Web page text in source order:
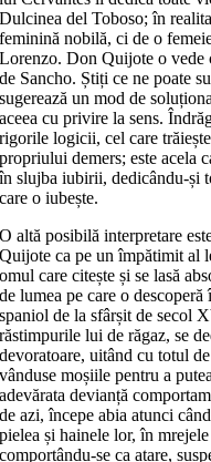
Dulcinea del Toboso; în
feminină nobilă, ci de o
Lorenzo. Don Quijote o vede
de Sancho. Știți ce ne poate
sugerează un mod de
aceea cu privire la sens.
rigorile logicii, cel care
propriului demers; este acela
în slujba iubirii, dedicându-și
care o iubește.
O altă posibilă interpretare
Quijote ca pe un împătimit al
omul care citește și se lasă
de lumea pe care o
spaniol de la sfârșit de secol
răstimpurile lui de răgaz, se
devoratoare, uitând cu totul
vânduse moșiile pentru a
adevărata devianță
de azi, începe abia atunci
pielea și hainele lor, în
comportându-se ca atare,